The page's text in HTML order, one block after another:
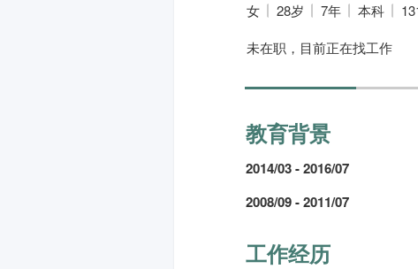
女 28岁 7年 本科
未在职，目前正在找工作
教育背景
2014/03 - 2016/07
2008/09 - 2011/07
工作经历